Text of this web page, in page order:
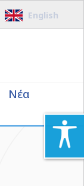
English
Νέα